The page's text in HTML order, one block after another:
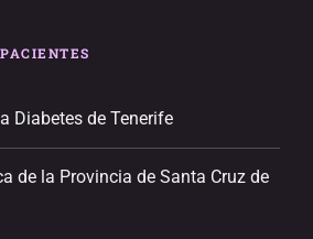
Diabetes de Tenerife
de la Provincia de Santa Cruz de